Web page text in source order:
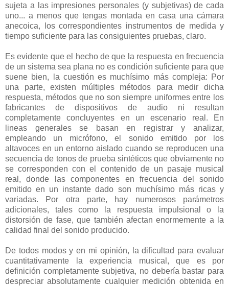
sujeta a las impresiones personales (y subjetivas) de cada
uno... a menos que tengas montada en casa una cámara
anecoica, los correspondientes instrumentos de medida y
tiempo suficiente para las consiguientes pruebas, claro.
Es evidente que el hecho de que la respuesta en frecuencia
de un sistema sea plana no es condición suficiente para que
suene bien, la cuestión es muchísimo más compleja: Por
una parte, existen múltiples métodos para medir dicha
respuesta, métodos que no son siempre uniformes entre los
fabricantes de dispositivos de audio ni resultan
completamente concluyentes en un escenario real. En
lineas generales se basan en registrar y analizar,
empleando un micrófono, el sonido emitido por los
altavoces en un entorno aislado cuando se reproducen una
secuencia de tonos de prueba sintéticos que obviamente no
se corresponden con el contenido de un pasaje musical
real, donde las componentes en frecuencia del sonido
emitido en un instante dado son muchísimo más ricas y
variadas. Por otra parte, hay numerosos parámetros
adicionales, tales como la respuesta impulsional o la
distorsión de fase, que también afectan enormemente a la
calidad final del sonido producido.
De todos modos y en mi opinión, la dificultad para evaluar
cuantitativamente la experiencia musical, que es por
definición completamente subjetiva, no debería bastar para
despreciar absolutamente cualquier medición obtenida en